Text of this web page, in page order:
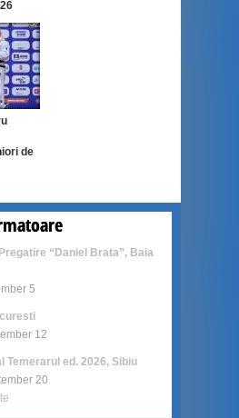
de
“Daniel Brata”, Baia
5
12
Temerarul ed. 2026, Sibiu
20